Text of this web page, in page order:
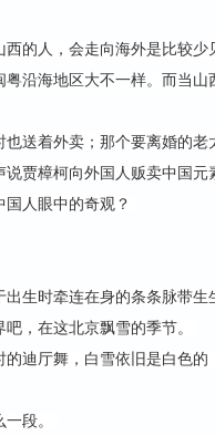
的人，会走向海外是比较
沿海地区大不一样。而当山
送着外卖；那个要离婚的
贾樟柯向外国人贩卖中国
人眼中的奇观？
出生时牵连在身的条条脉带
，在这北京飘雪的季节。
的迪厅舞，白雪依旧是白色
段。